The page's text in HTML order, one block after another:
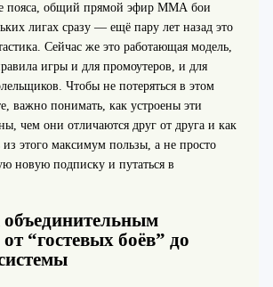
пояса, общий прямой эфир ММА бои
лигах сразу — ещё пару лет назад это
Сейчас же это работающая модель,
игры и для промоутеров, и для
Чтобы не потеряться в этом
важно понимать, как устроены эти
чем они отличаются друг от друга и как
из этого максимум пользы, а не просто
новую подписку и путаться в
“гостевых боёв” до